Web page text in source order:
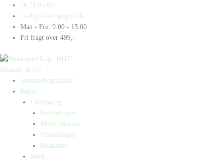
indholdet
30 71 00 03
mail@straarupogco.dk
Man - Fre: 9.00 - 15.00
Fri fragt over 499,-
Straarup & Co
Sommerbogpakker
Bøger
Letlæsning
Indskolingen
Mellemtrinnet
Udskolingen
Bogkasser
Børn
Products
search
Products
search
Ketchup